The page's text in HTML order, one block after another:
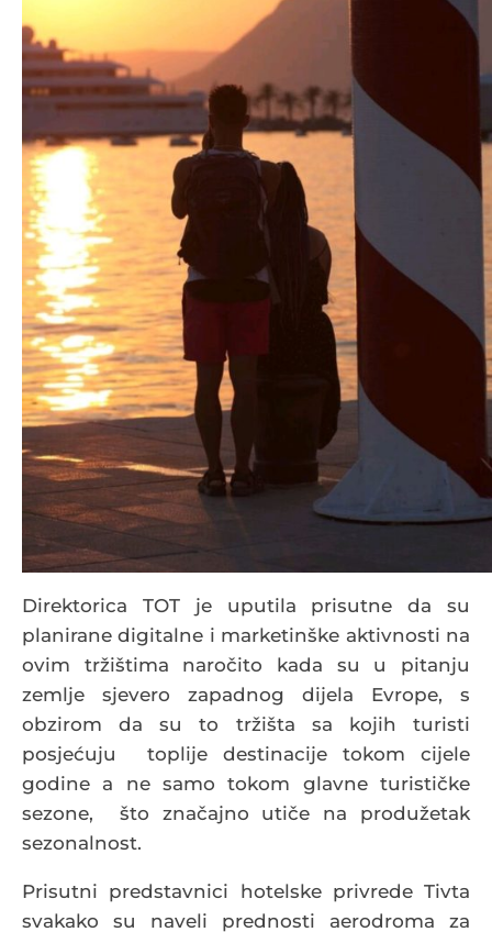
Direktorica TOT je uputila prisutne da su
planirane digitalne i marketinške aktivnosti na
ovim tržištima naročito kada su u pitanju
zemlje sjevero zapadnog dijela Evrope, s
obzirom da su to tržišta sa kojih turisti
posjećuju toplije destinacije tokom cijele
godine a ne samo tokom glavne turističke
sezone, što značajno utiče na produžetak
sezonalnost.
Prisutni predstavnici hotelske privrede Tivta
svakako su naveli prednosti aerodroma za